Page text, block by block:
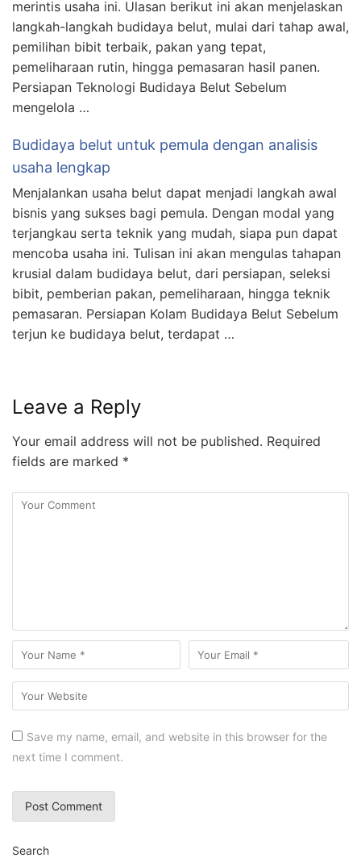
merintis usaha ini. Ulasan berikut ini akan menjelaskan
langkah-langkah budidaya belut, mulai dari tahap awal,
pemilihan bibit terbaik, pakan yang tepat,
pemeliharaan rutin, hingga pemasaran hasil panen.
Persiapan Teknologi Budidaya Belut Sebelum
mengelola …
Budidaya belut untuk pemula dengan analisis
usaha lengkap
Menjalankan usaha belut dapat menjadi langkah awal
bisnis yang sukses bagi pemula. Dengan modal yang
terjangkau serta teknik yang mudah, siapa pun dapat
mencoba usaha ini. Tulisan ini akan mengulas tahapan
krusial dalam budidaya belut, dari persiapan, seleksi
bibit, pemberian pakan, pemeliharaan, hingga teknik
pemasaran. Persiapan Kolam Budidaya Belut Sebelum
terjun ke budidaya belut, terdapat …
Leave a Reply
Your email address will not be published. Required
fields are marked *
Save my name, email, and website in this browser for the
next time I comment.
Search